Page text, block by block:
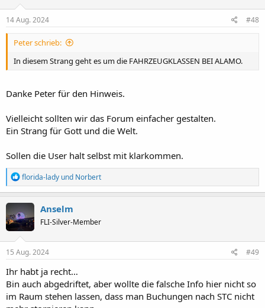
n
e
14 Aug. 2024 #48
Peter schrieb:
In diesem Strang geht es um die FAHRZEUGKLASSEN BEI ALAMO.
Danke Peter für den Hinweis.
Vielleicht sollten wir das Forum einfacher gestalten.
Ein Strang für Gott und die Welt.
Sollen die User halt selbst mit klarkommen.
R
e
a
k
t
i
o
n
e
:
florida-lady und Norbert
Anselm
FLI-Silver-Member
15 Aug. 2024 #49
Ihr habt ja recht…
Bin auch abgedriftet, aber wollte die falsche Info hier nicht so
im Raum stehen lassen, dass man Buchungen nach STC nicht